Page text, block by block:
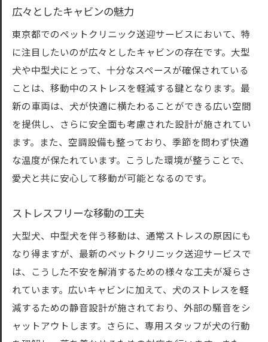
広々としたキャビンの魅力
東京都でのペットクリニック送迎サービスにおいて、特
に注目したいのが広々としたキャビンの存在です。大型
犬や中型犬にとって、十分なスペースが確保されている
ことは、移動中のストレスを軽減する鍵となります。最
新の車両は、犬が快適に横たわることができる広い空間
を提供し、さらに安全面も考慮された設計が施されてい
ます。また、空調設備も整っており、季節を問わず快適
な温度が保たれています。こうした環境が整うことで、
愛犬と共に安心して移動が可能となるのです。
ストレスフリーな移動の工夫
大型犬、中型犬を伴う移動は、通常ストレスの原因にも
なり得ますが、最新のペットクリニック送迎サービスで
は、こうした不安を解消するための様々な工夫が凝らさ
れています。広いキャビンに加えて、犬のストレスを軽
減するための静音設計が施されており、外部の騒音をシ
ャットアウトします。さらに、専用スタッフが犬の行動